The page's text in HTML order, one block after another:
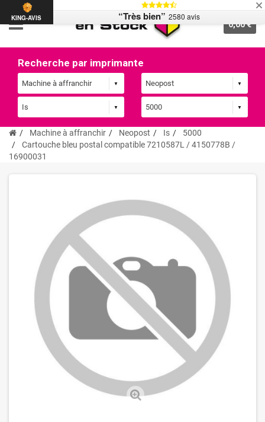
0,00 €
Recherche par imprimante
Machine à affranchir Neopost Is
5000
Cartouche bleu postal compatible 7210587L / 4150778B /
16900031
KING-AVIS “Très bien” 2580 avis